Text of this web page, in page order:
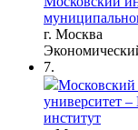
г. Москва
7.
Московский
университет
институт